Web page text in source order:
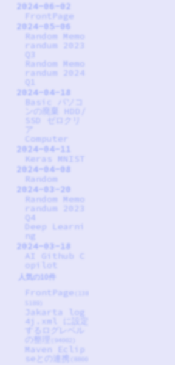
2024-06-02
FrontPage
2024-05-06
Random Memo
randum 2023
Q3
Random Memo
randum 2024
Q1
2024-04-18
Basic パソコ
ンの廃棄 HDD/
ア
Computer
2024-04-11
Keras MNIST
2024-04-08
Random
2024-03-20
Random Memo
randum 2023
Q4
Deep Learni
ng
2024-03-18
AI Github C
opilot
人気の10件
FrontPage
Jakarta log
4j.xml に設定
Maven Eclip
seとの連携